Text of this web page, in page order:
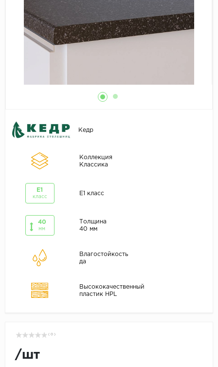
Кедр
Коллекция
Классика
E1
класс
E1 класс
40
мм
Толщина
40 мм
Влагостойкость
да
Высококачественный
пластик HPL
( 0 )
/шт